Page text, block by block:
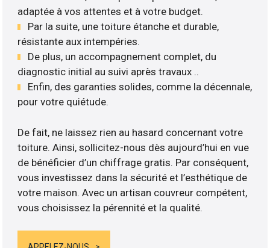
adaptée à vos attentes et à votre budget.
Par la suite, une toiture étanche et durable,
résistante aux intempéries.
De plus, un accompagnement complet, du
diagnostic initial au suivi après travaux ..
Enfin, des garanties solides, comme la décennale,
pour votre quiétude.
De fait, ne laissez rien au hasard concernant votre
toiture. Ainsi, sollicitez-nous dès aujourd’hui en vue
de bénéficier d’un chiffrage gratis. Par conséquent,
vous investissez dans la sécurité et l’esthétique de
votre maison. Avec un artisan couvreur compétent,
vous choisissez la pérennité et la qualité.